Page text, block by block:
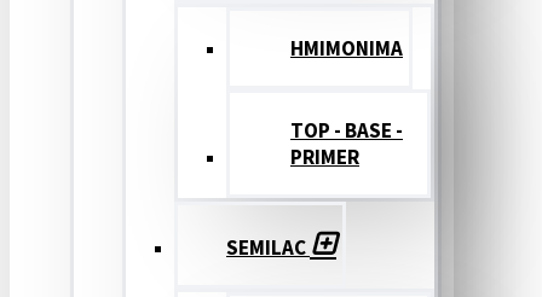
HMIMONIMA
TOP - BASE -
PRIMER
SEMILAC